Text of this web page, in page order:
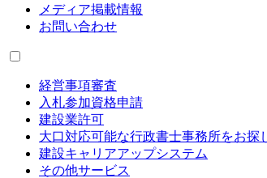
メディア掲載情報
お問い合わせ
経営事項審査
入札参加資格申請
建設業許可
大口対応可能な行政書士事務所をお探
建設キャリアアップシステム
その他サービス